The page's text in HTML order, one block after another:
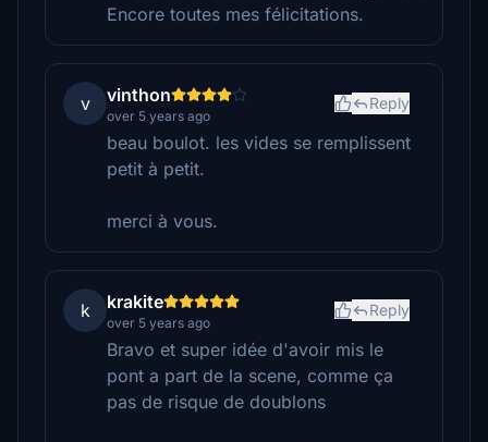
Encore toutes mes félicitations.
v vinthon
over 5 years ago
Reply
beau boulot. les vides se remplissent
petit à petit.
merci à vous.
k krakite
over 5 years ago
Reply
Bravo et super idée d'avoir mis le
pont a part de la scene, comme ça
pas de risque de doublons